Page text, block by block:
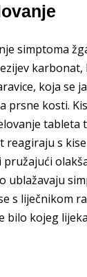
simptoma
koja se
prsne kosti.
tableta
s
ublažavaju
s liječnikom
kojeg